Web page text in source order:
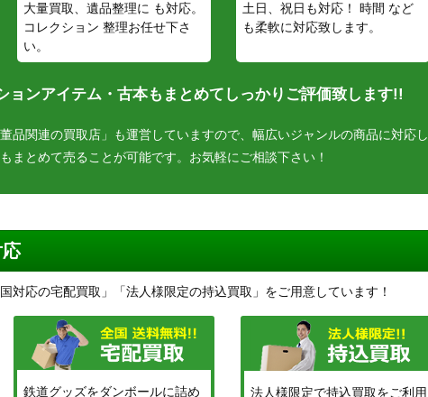
大量買取、遺品整理に も対応。
コレクション 整理お任せ下さ
い。
土日、祝日も対応！ 時間 など
も柔軟に対応致します。
ョンアイテム・古本もまとめてしっかりご評価致します!!
品関連の買取店」も運営していますので、幅広いジャンルの商品に対応し
まとめて売ることが可能です。お気軽にご相談下さい！
対応の宅配買取」「法人様限定の持込買取」をご用意しています！
鉄道グッズをダンボールに詰め
法人様限定で持込買取をご利用